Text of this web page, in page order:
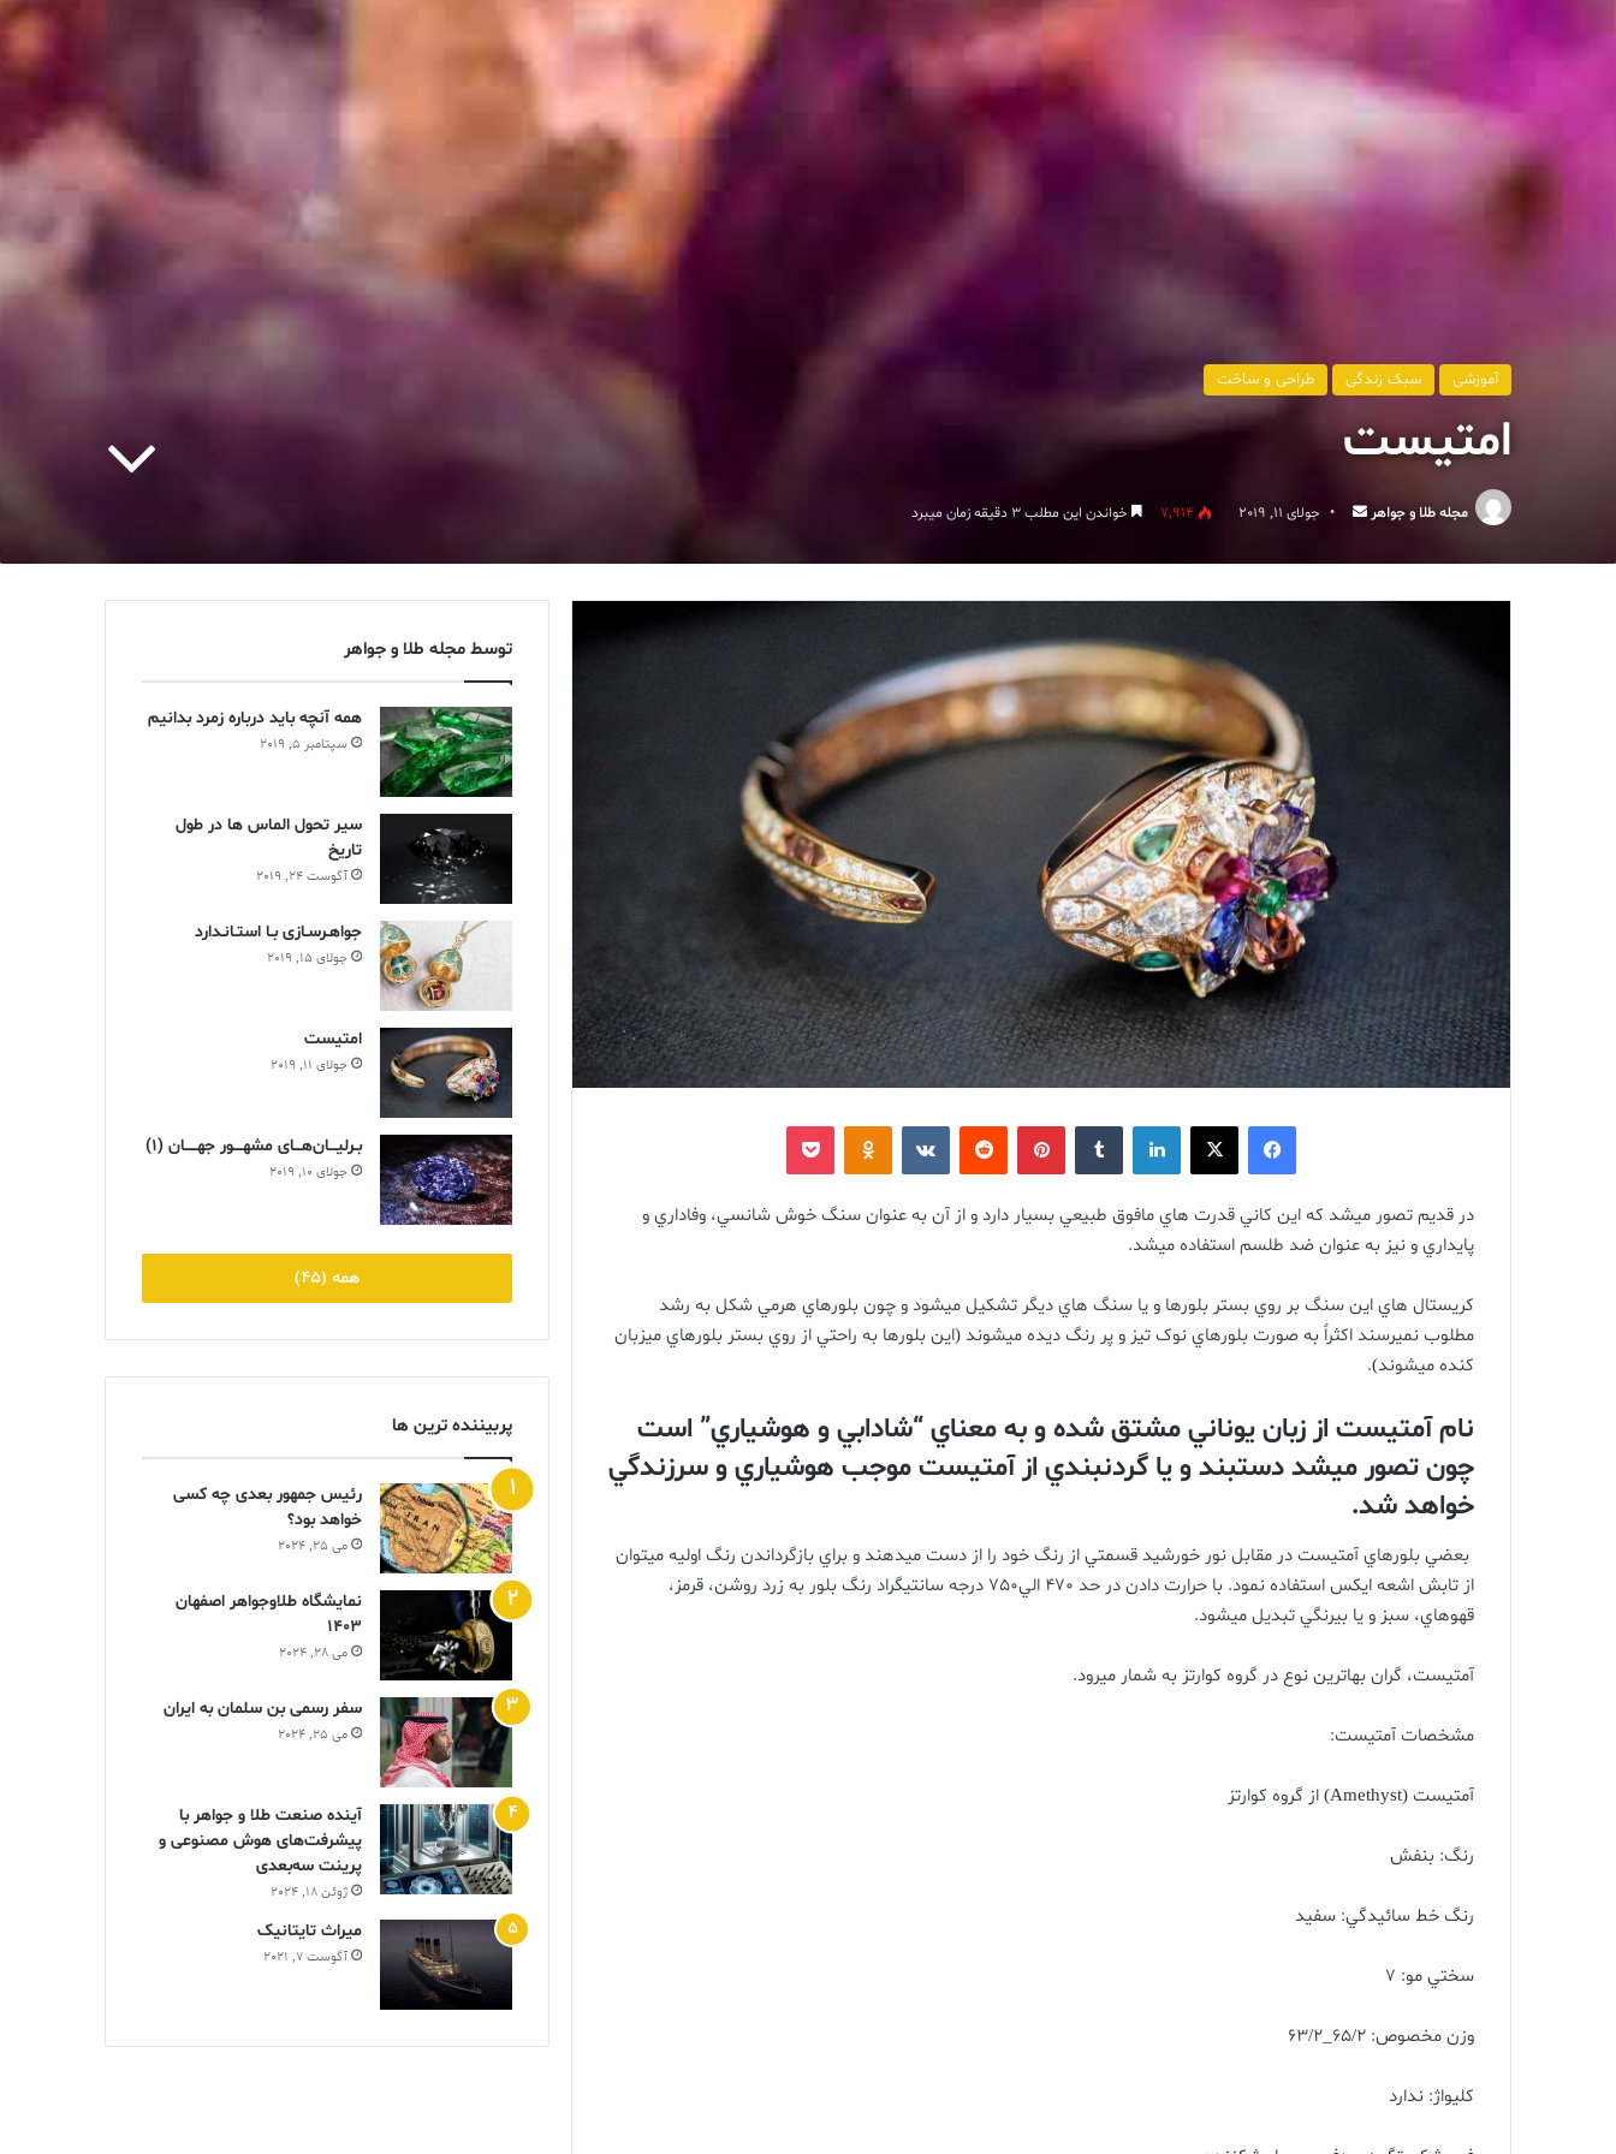
آموزشی سبک زندگی طراحی و ساخت
امتیست
مجله طلا و جواهر
ارسال جولای 11, 2019 7,914 خواندن این مطلب 3 دقیقه زمان میبرد
فیس بوک X لینکدین ‫تامبلر ‫پین‌ترست‫رددیت ‫VKontakte
‫Odnoklassniki
پاکت
در قديم تصور ميشد که اين کاني قدرت هاي مافوق طبيعي بسيار دارد و از آن به عنوان سنگ خوش شانسي، وفاداري و
پايداري و نيز به عنوان ضد طلسم استفاده ميشد.
کريستال هاي اين سنگ بر روي بستر بلورها و يا سنگ هاي ديگر تشکيل ميشود و چون بلورهاي هرمي شکل به رشد
مطلوب نميرسند اکثراً به صورت بلورهاي نوک تيز و پر رنگ ديده ميشوند(اين بلورها به راحتي از روي بستر بلورهاي ميزبان
کنده ميشوند).
نام آمتيست از زبان يوناني مشتق شده و به معناي“شادابي و هوشياري” است
چون تصور ميشد دستبند و يا گردنبندي از آمتيست موجب هوشياري و سرزندگي
خواهد شد.
بعضي بلورهاي آمتيست در مقابل نور خورشيد قسمتي از رنگ خود را از دست ميدهند و براي بازگرداندن رنگ اوليه ميتوان
از تابش اشعه ايکس استفاده نمود. با حرارت دادن در حد الي750 درجه سانتيگراد رنگ بلور به زرد روشن، قرمز،
قهوهاي، سبز و يا بيرنگي تبديل ميشود.
آمتيست، گران بهاترين نوع در گروه کوارتز به شمار ميرود.
مشخصات آمتيست:
آمتيست(Amethyst) از گروه کوارتز
رنگ: بنفش
رنگ خط سائيدگي: سفيد
سختي مو: 7
وزنمخصوص: 65/2_63/2
کليواژ: ندارد
توسط مجله طلا و جواهر
همه آنچه باید درباره زمرد بدانیم
سپتامبر 5, 2019
سير تحول الماس ها در طول
تاريخ
آگوست 24, 2019
جواهـرسـازی بـا استـانـدارد
جولای 15, 2019
امتیست
جولای 11, 2019
بـرلیـــان‌هـــای مشهــــور جهـــــان (۱)
جولای 10, 2019
همه (45)
پربیننده ترین ها
رئیس جمهور بعدی چه کسی
خواهد بود؟
می 25, 2024
نمایشگاه طلاوجواهر اصفهان
1403
می 28, 2024
سفر رسمی بن سلمان به ایران
می 25, 2024
آینده صنعت طلا و جواهر با
پیشرفت‌های هوش مصنوعی و
پرینت سه‌بعدی
ژوئن 18, 2024
ميراث تايتانيک
آگوست 7, 2021